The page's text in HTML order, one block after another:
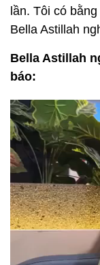
lần. Tôi có
Bella Astillah
Bella Astillah
báo: